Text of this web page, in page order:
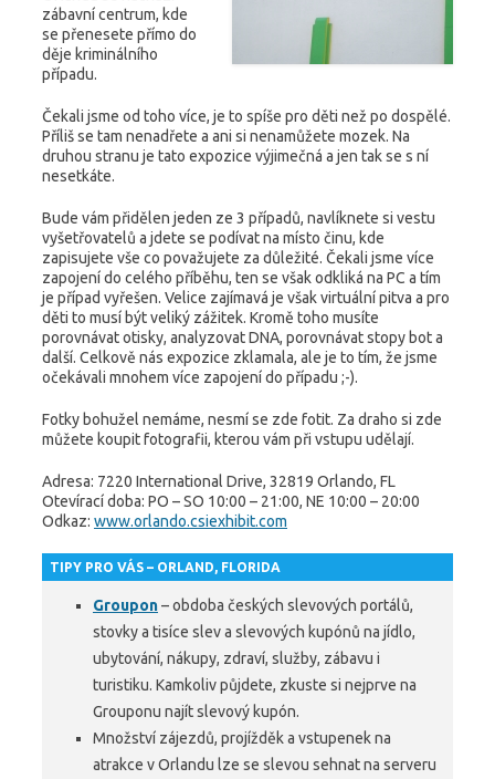
zábavní centrum, kde
se přenesete přímo do
děje kriminálního
případu.
Čekali jsme od toho více, je to spíše pro děti než po dospělé.
Příliš se tam nenadřete a ani si nenamůžete mozek. Na
druhou stranu je tato expozice výjimečná a jen tak se s ní
nesetkáte.
Bude vám přidělen jeden ze 3 případů, navlíknete si vestu
vyšetřovatelů a jdete se podívat na místo činu, kde
zapisujete vše co považujete za důležité. Čekali jsme více
zapojení do celého příběhu, ten se však odkliká na PC a tím
je případ vyřešen. Velice zajímavá je však virtuální pitva a pro
děti to musí být veliký zážitek. Kromě toho musíte
porovnávat otisky, analyzovat DNA, porovnávat stopy bot a
další. Celkově nás expozice zklamala, ale je to tím, že jsme
očekávali mnohem více zapojení do případu ;-).
Fotky bohužel nemáme, nesmí se zde fotit. Za draho si zde
můžete koupit fotografii, kterou vám při vstupu udělají.
Adresa: 7220 International Drive, 32819 Orlando, FL
Otevírací doba: PO – SO 10:00 – 21:00, NE 10:00 – 20:00
Odkaz: www.orlando.csiexhibit.com
TIPY PRO VÁS – ORLAND, FLORIDA
Groupon– obdoba českých slevových portálů,
stovky a tisíce slev a slevových kupónů na jídlo,
ubytování, nákupy, zdraví, služby, zábavu i
turistiku. Kamkoliv půjdete, zkuste si nejprve na
Grouponu najít slevový kupón.
Množství zájezdů, projížděk a vstupenek na
atrakce v Orlandu lze se slevou sehnat na serveru